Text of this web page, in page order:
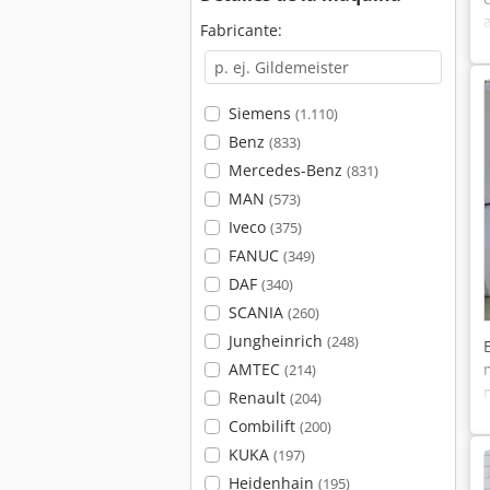
Fabricante:
Siemens (1.110)
Benz (833)
Mercedes-Benz (831)
MAN (573)
Iveco (375)
FANUC (349)
DAF (340)
SCANIA (260)
Jungheinrich (248)
AMTEC (214)
Renault (204)
Combilift (200)
KUKA (197)
Heidenhain (195)